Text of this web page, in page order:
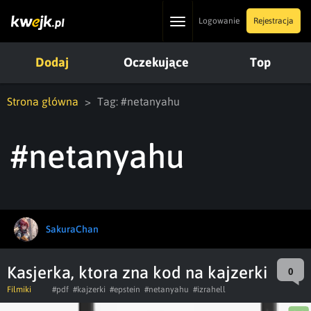
ToggleLogowanie Rejestracja
Dodaj Oczekujące Top
Strona główna Tag: #netanyahu
#netanyahu
SakuraChan
Kasjerka, ktora zna kod na kajzerki 0
Filmiki #pdf #kajzerki #epstein #netanyahu #izrahell